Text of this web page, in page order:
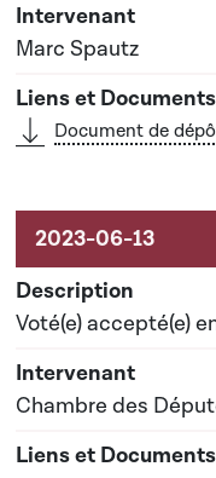
Marc Spautz
Document de
Voté(e) accepté(e)
Chambre des